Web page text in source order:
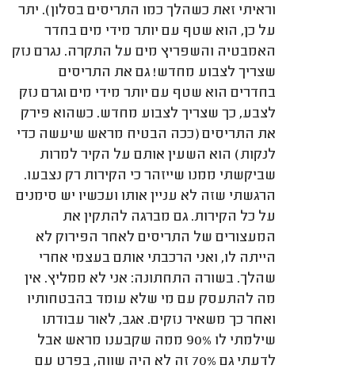
וראיתי זאת כשהלך כמו התריסים בסלון). יתר
על כן, הוא שטף עם יותר מידי מים בחדר
האמבטיה והשפריץ מים על התקרה. נגרם נזק
שצריך לצבוע מחדש! גם את התריסים
בחדרים הוא שטף עם יותר מידי מים וגרם נזק
לצבע, כך שצריך לצבוע מחדש. כשהוא פירק
את התריסים (ככה הבטיח מראש שיעשה כדי
לנקות) הוא השעין אותם על הקיר למרות
שביקשתי ממנו שייזהר כי הקירות רק נצבעו.
הרגשתי שזה לא עניין אותו ועכשיו יש סימנים
על כל הקירות. גם מברגה להתקין את
המעצורים של התריסים לאחר הפירוק לא
הייתה לו, ואני הרכבתי אותם בעצמי אחרי
שהלך. בשורה התחתונה: אני לא ממליץ. אין
מה להתעסק עם מי שלא עומד בהבטחותיו
ואחר כך משאיר נזקים. אגב, לאור עבודתו
שילמתי לו 90% ממה שקבענו מראש אבל
לדעתי גם 70% זה לא היה שווה, בפרט עם